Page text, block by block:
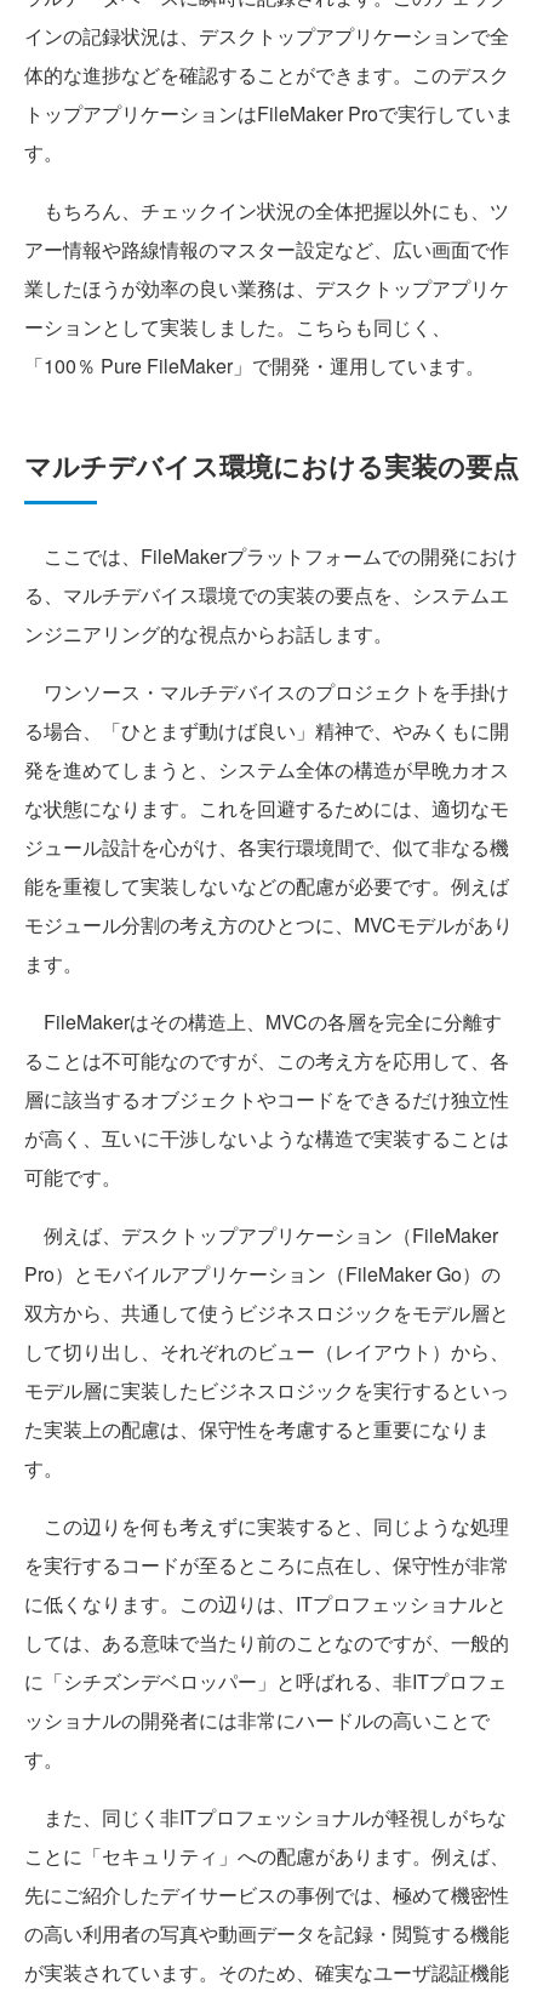
インの記録状況は、デスクトップアプリケーションで全
体的な進捗などを確認することができます。このデスク
トップアプリケーションはFileMaker Proで実行していま
す。
もちろん、チェックイン状況の全体把握以外にも、ツ
アー情報や路線情報のマスター設定など、広い画面で作
業したほうが効率の良い業務は、デスクトップアプリケ
ーションとして実装しました。こちらも同じく、
「100％ Pure FileMaker」で開発・運用しています。
マルチデバイス環境における実装の要点
ここでは、FileMakerプラットフォームでの開発におけ
る、マルチデバイス環境での実装の要点を、システムエ
ンジニアリング的な視点からお話します。
ワンソース・マルチデバイスのプロジェクトを手掛け
る場合、「ひとまず動けば良い」精神で、やみくもに開
発を進めてしまうと、システム全体の構造が早晩カオス
な状態になります。これを回避するためには、適切なモ
ジュール設計を心がけ、各実行環境間で、似て非なる機
能を重複して実装しないなどの配慮が必要です。例えば
モジュール分割の考え方のひとつに、MVCモデルがあり
ます。
FileMakerはその構造上、MVCの各層を完全に分離す
ることは不可能なのですが、この考え方を応用して、各
層に該当するオブジェクトやコードをできるだけ独立性
が高く、互いに干渉しないような構造で実装することは
可能です。
例えば、デスクトップアプリケーション（FileMaker
Pro）とモバイルアプリケーション（FileMaker Go）の
双方から、共通して使うビジネスロジックをモデル層と
して切り出し、それぞれのビュー（レイアウト）から、
モデル層に実装したビジネスロジックを実行するといっ
た実装上の配慮は、保守性を考慮すると重要になりま
す。
この辺りを何も考えずに実装すると、同じような処理
を実行するコードが至るところに点在し、保守性が非常
に低くなります。この辺りは、ITプロフェッショナルと
しては、ある意味で当たり前のことなのですが、一般的
に「シチズンデベロッパー」と呼ばれる、非ITプロフェ
ッショナルの開発者には非常にハードルの高いことで
す。
また、同じく非ITプロフェッショナルが軽視しがちな
ことに「セキュリティ」への配慮があります。例えば、
先にご紹介したデイサービスの事例では、極めて機密性
の高い利用者の写真や動画データを記録・閲覧する機能
が実装されています。そのため、確実なユーザ認証機能